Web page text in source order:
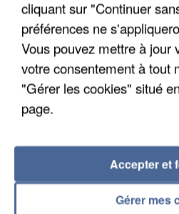
interpellé en Algérie
Il est soupçonné d'y avoir
cliquant sur "Continuer
préférences ne
Vous pouvez mettre à jour
votre consentement à tout
"Gérer les cookies" situé
page.
Gérer mes
Accepter et